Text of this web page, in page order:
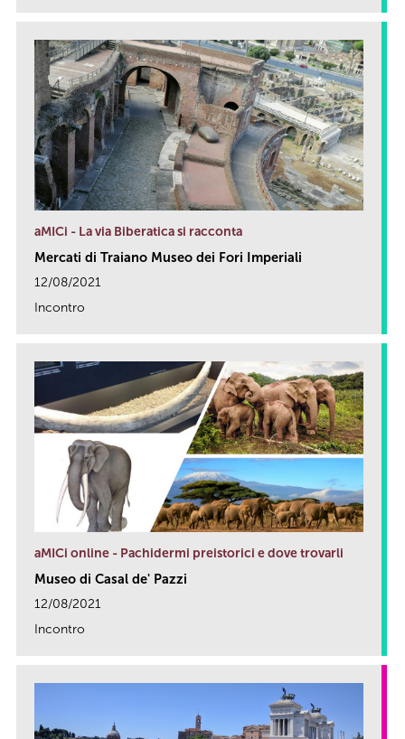
aMICi - La via Biberatica si racconta
Mercati di Traiano Museo dei Fori Imperiali
12/08/2021
Incontro
aMICi online - Pachidermi preistorici e dove trovarli
Museo di Casal de' Pazzi
12/08/2021
Incontro